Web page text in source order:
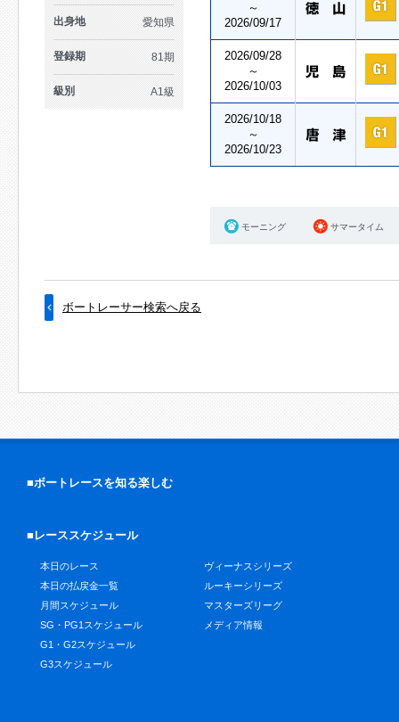
出身地 愛知県
登録期 81期
級別 A1級
～
2026/09/17
2026/09/28
～
2026/10/03
2026/10/18
～
2026/10/23
モーニング サマータイム
ボートレーサー検索へ戻る
■ボートレースを知る楽しむ
■レーススケジュール
本日のレース
本日の払戻金一覧
月間スケジュール
SG・PG1スケジュール
G1・G2スケジュール
G3スケジュール
ヴィーナスシリーズ
ルーキーシリーズ
マスターズリーグ
メディア情報